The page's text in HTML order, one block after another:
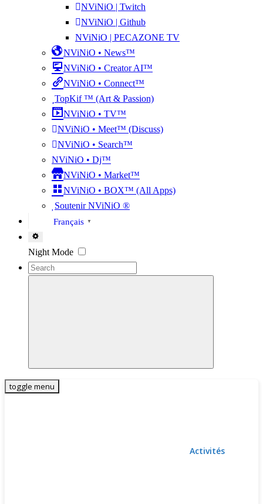
NViNiO | Twitch
NViNiO | Github
NViNiO | PECAZONE TV
NViNiO • News™
NViNiO • Creator AI™
NViNiO • Connect™
TopKif ™ (Art & Passion)
NViNiO • TV™
NViNiO • Meet™ (Discuss)
NViNiO • Search™
NViNiO • Dj™
NViNiO • Market™
NViNiO • BOX™ (All Apps)
Soutenir NViNiO ®
Français ▼
Night Mode
toggle menu
Activités